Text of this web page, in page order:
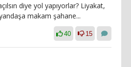
diye yol yapıyorlar? Liyakat,
makam şahane...
40 15